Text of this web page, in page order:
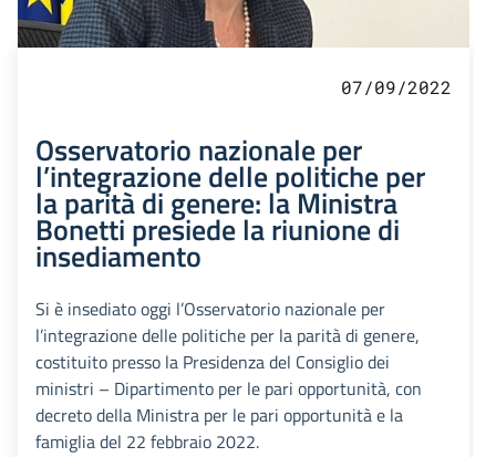
07/09/2022
Osservatorio nazionale per
l’integrazione delle politiche per
la parità di genere: la Ministra
Bonetti presiede la riunione di
insediamento
Si è insediato oggi l’Osservatorio nazionale per
l’integrazione delle politiche per la parità di genere,
costituito presso la Presidenza del Consiglio dei
ministri – Dipartimento per le pari opportunità, con
decreto della Ministra per le pari opportunità e la
famiglia del 22 febbraio 2022.